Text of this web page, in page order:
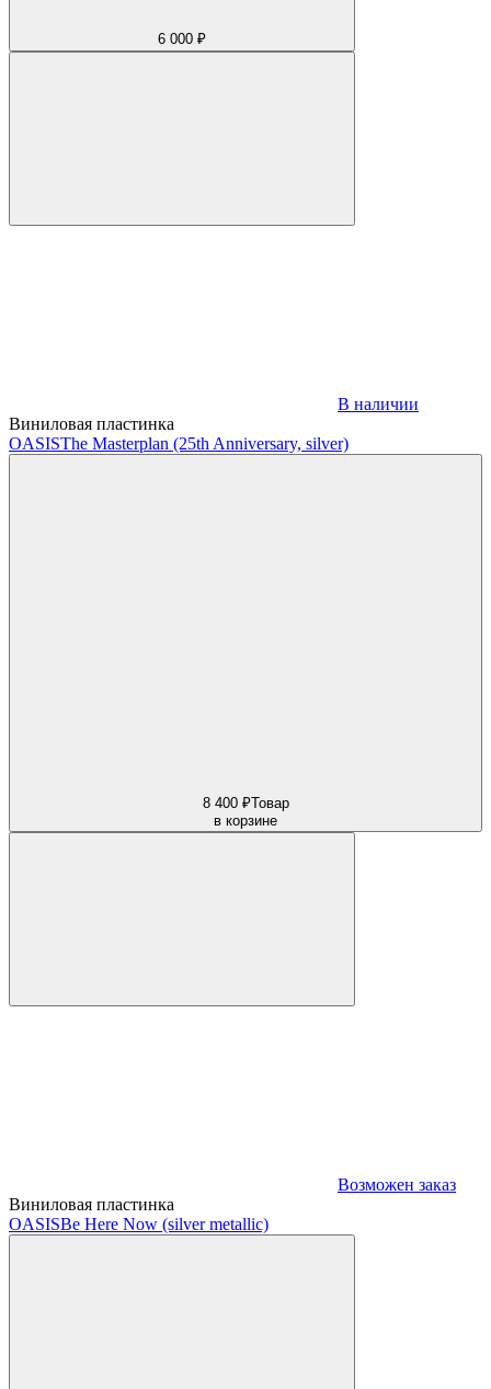
6 000 ₽
В наличии
Виниловая пластинка
OASISThe Masterplan (25th Anniversary, silver)
8 400 ₽Товар
в корзине
Возможен заказ
Виниловая пластинка
OASISBe Here Now (silver metallic)